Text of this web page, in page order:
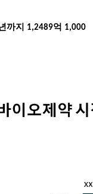
까지 1,2489억 1,000